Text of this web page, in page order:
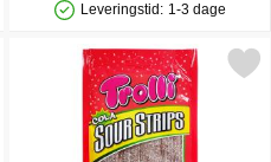
Produkttilgængelighed: På lager
Leveringstid: 1-3 dage
som favorit
Markér trolli Sure